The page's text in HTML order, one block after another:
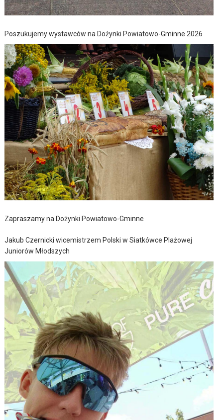
Poszukujemy wystawców na Dożynki Powiatowo-Gminne 2026
Zapraszamy na Dożynki Powiatowo-Gminne
Jakub Czernicki wicemistrzem Polski w Siatkówce Plażowej
Juniorów Młodszych